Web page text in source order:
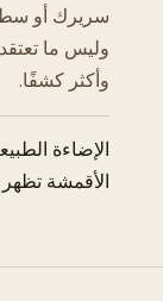
سريرك أو
وليس ما
وأكثر كشفًا.
الإضاءة
الأقمشة